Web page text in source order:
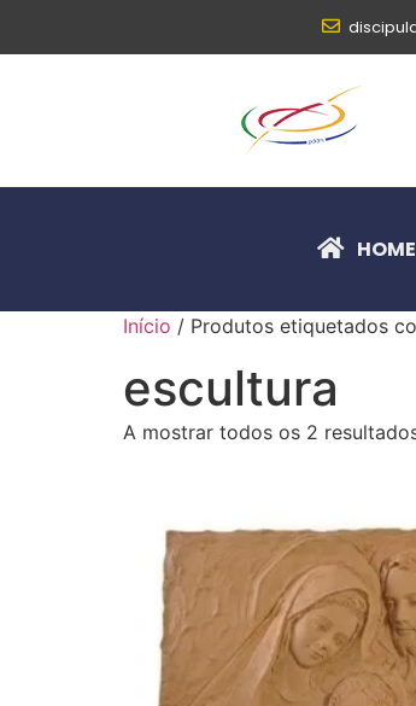
HOME
Início / Produtos etiquetados
escultura
A mostrar todos os 2